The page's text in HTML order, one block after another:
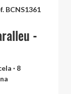
BCNS1361
-
· 8